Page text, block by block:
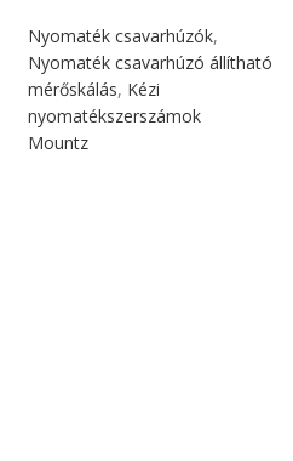
Nyomaték csavarhúzók,
Nyomaték csavarhúzó állítható
mérőskálás, Kézi
nyomatékszerszámok
Mountz